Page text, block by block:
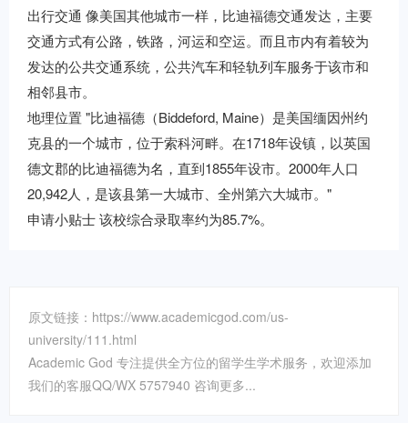
出行交通 像美国其他城市一样，比迪福德交通发达，主要
交通方式有公路，铁路，河运和空运。而且市内有着较为
发达的公共交通系统，公共汽车和轻轨列车服务于该市和
相邻县市。
地理位置 "比迪福德（Biddeford, Maine）是美国缅因州约
克县的一个城市，位于索科河畔。在1718年设镇，以英国
德文郡的比迪福德为名，直到1855年设市。2000年人口
20,942人，是该县第一大城市、全州第六大城市。"
申请小贴士 该校综合录取率约为85.7%。
原文链接：https://www.academicgod.com/us-
university/111.html
Academic God 专注提供全方位的留学生学术服务，欢迎添加
我们的客服QQ/WX 5757940 咨询更多...